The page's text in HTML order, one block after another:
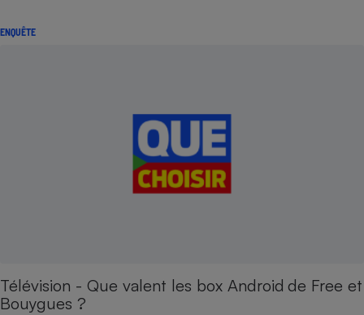
ENQUÊTE
Télévision - Que valent les box Android de Free et
Bouygues ?